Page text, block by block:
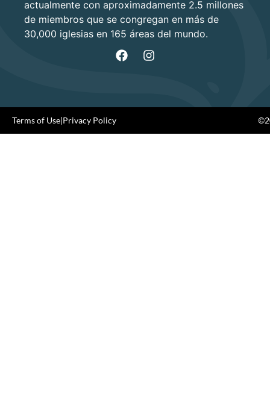
actualmente con aproximadamente 2.5 millones
de miembros que se congregan en más de
30,000 iglesias en 165 áreas del mundo.
Terms of Use|Privacy Policy